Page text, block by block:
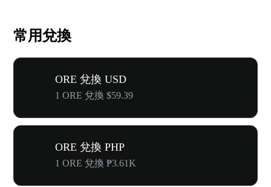
常用兌換
ORE 兌換 USD
1 ORE 兌換 $59.39
ORE 兌換 PHP
1 ORE 兌換 ₱3.61K